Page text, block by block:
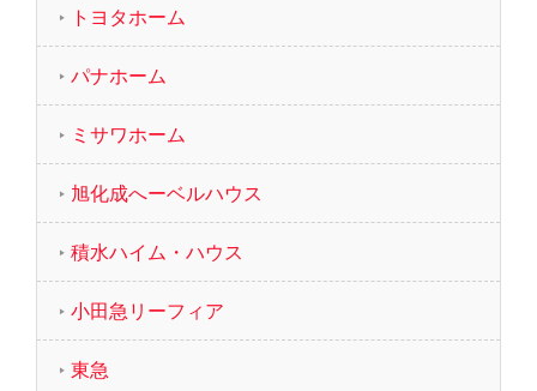
トヨタホーム
パナホーム
ミサワホーム
旭化成へーベルハウス
積水ハイム・ハウス
小田急リーフィア
東急